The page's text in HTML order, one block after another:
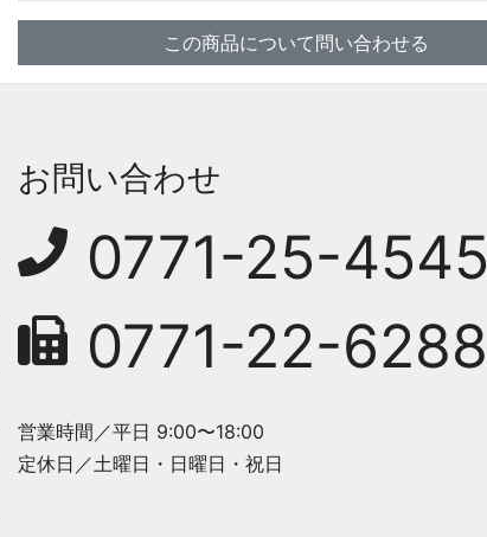
この商品について問い合わせる
お問い合わせ
0771-25-4545
0771-22-6288
営業時間／平日 9:00〜18:00
定休日／土曜日・日曜日・祝日